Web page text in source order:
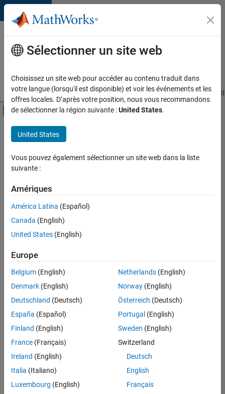
Passer au contenu
Votre
carrière
chez
Accueil Explorer nos opportunités Adresses de nos bureaux
Activer/désactiver l'affichage du menu
Contenu principal
FILTRER PAR
Globalisation
Gestion des programmes
Applications et services web
Actuellement,
aucune
offre
d'emploi
correspondant
à vos
critères
de
recherche.
Vous
pouvez
élargir
votre
recherche
ou
afficher
l’ensemble
Sélectionner un site web
Choisissez un site web pour accéder au contenu traduit dans
votre langue (lorsqu'il est disponible) et voir les événements et les
offres locales. D’après votre position, nous vous recommandons
de sélectionner la région suivante :United States.
United States
Vous pouvez également sélectionner un site web dans la liste
suivante :
Amériques
América Latina (Español)
Canada (English)
United States (English)
Europe
Belgium (English)
Denmark (English)
Deutschland (Deutsch)
España (Español)
Finland (English)
France (Français)
Ireland (English)
Italia (Italiano)
Luxembourg (English)
Netherlands(English)
Norway(English)
Österreich (Deutsch)
Portugal (English)
Sweden (English)
Switzerland
Deutsch
English
Français